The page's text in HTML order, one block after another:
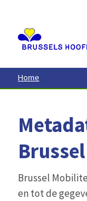
contenu
principal
Home
Brussel
en tot de